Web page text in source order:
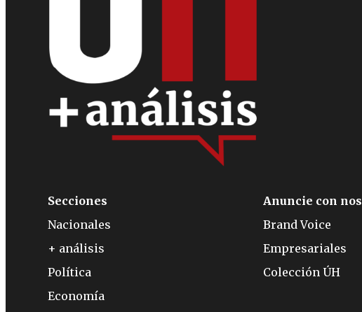
Secciones
Nacionales
+ análisis
Política
Economía
Anuncie con
Brand Voice
Empresariales
Colección ÚH